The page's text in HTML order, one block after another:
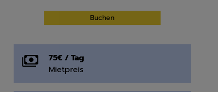
Buchen
75€ / Tag
Mietpreis